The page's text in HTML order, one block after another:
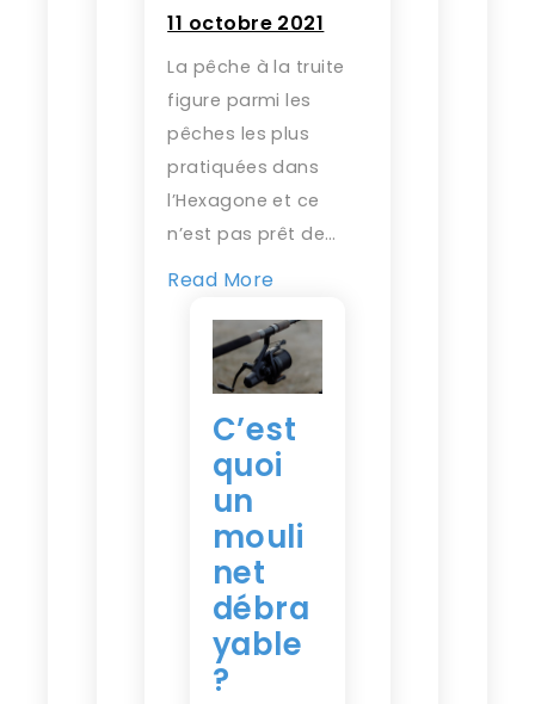
11 octobre 2021
La pêche à la truite
figure parmi les
pêches les plus
pratiquées dans
l’Hexagone et ce
n’est pas prêt de…
Read More
C’est
quoi
un
mouli
net
débra
yable
?